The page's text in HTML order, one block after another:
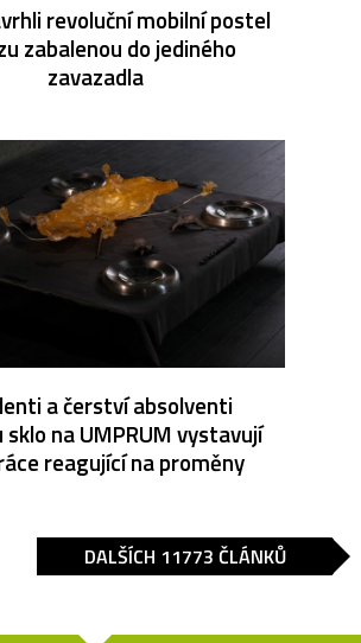
revoluční mobilní postel
zabalenou do jediného
zavazadla
a čerství absolventi
na UMPRUM vystavují
reagující na proměny
DALŠÍCH 11773 ČLÁNKŮ